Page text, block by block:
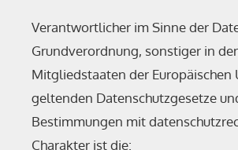
Verantwortlicher im Sinne der
Grundverordnung, sonstiger in
Mitgliedstaaten der Europäischen
geltenden Datenschutzgesetze
Bestimmungen mit
Charakter ist die: